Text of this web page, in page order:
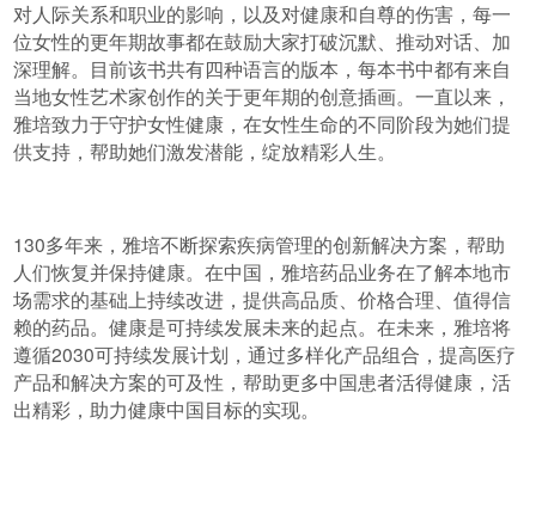
对人际关系和职业的影响，以及对健康和自尊的伤害，每一
位女性的更年期故事都在鼓励大家打破沉默、推动对话、加
深理解。目前该书共有四种语言的版本，每本书中都有来自
当地女性艺术家创作的关于更年期的创意插画。一直以来，
雅培致力于守护女性健康，在女性生命的不同阶段为她们提
供支持，帮助她们激发潜能，绽放精彩人生。
130多年来，雅培不断探索疾病管理的创新解决方案，帮助
人们恢复并保持健康。在中国，雅培药品业务在了解本地市
场需求的基础上持续改进，提供高品质、价格合理、值得信
赖的药品。健康是可持续发展未来的起点。在未来，雅培将
遵循2030可持续发展计划，通过多样化产品组合，提高医疗
产品和解决方案的可及性，帮助更多中国患者活得健康，活
出精彩，助力健康中国目标的实现。